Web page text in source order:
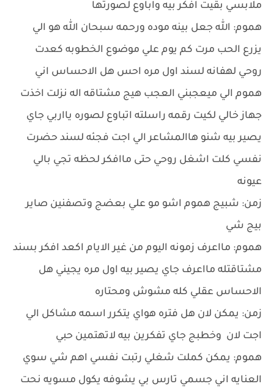
ملابسي بقيت افكر بيه واباوع لصورتها
هموم: الله جعل بينه موده ورحمه سبحان الله هو الي
يزرع الحب مرت كم يوم علي موضوع الخطوبه كعدت
روحي لهفانه لسند اول مره احس هل الاحساس اني
هموم الي ميعجبني العجب هيج مشتاقه اله نزلت اخذت
جهاز خالي لكيت رقمه راسلته اتباوع لصوره يااربي جاي
يصير بيه شنو هاالمشاعر الي اجت فجئه لسند حضرت
نفسي كلت اشغل روحي حتى ماافكر لحظه تجي بالي
عيونه
زمن: شبيج هموم اشو مو علي بعضج وتصفنين صاير
بيج شي
هموم: مااعرف زمونه اليوم من غير الايام اكعد افكر بسند
مشتاقتله مااعرف جاي يصير بيه اول مره يجيني هل
الاحساس عقلي كله مشوش ومحتاره
زمن: يمكن لان هل فتره هواي يتكرر اسمه مشاكل الي
اجت لان وخطبج جاي تفكرين بيه لاتهتمين حبي
هموم: يمكن كملت شغلي رتبت نفسي اهم شي سوي
العنايه اني جسمي تارس بي يشوفه يكول مسويه نحت